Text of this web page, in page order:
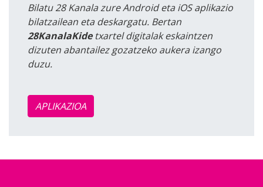
Bilatu 28 Kanala zure Android eta iOS aplikazio
bilatzailean eta deskargatu. Bertan
28KanalaKidetxartel digitalak eskaintzen
dizuten abantailez gozatzeko aukera izango
duzu.
APLIKAZIOA